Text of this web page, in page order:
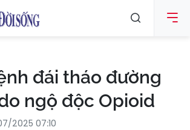
đái tháo đường
ngộ độc Opioid
2025 07:10